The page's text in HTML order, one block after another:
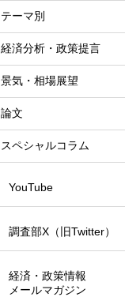
テーマ別
経済分析・政策提言
景気・相場展望
論文
スペシャルコラム
YouTube
調査部X（旧Twitter）
経済・政策情報
メールマガジン